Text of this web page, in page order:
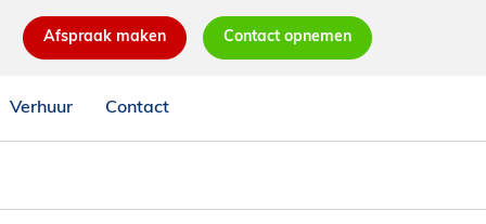
Afspraak maken Contact opnemen
Verhuur Contact